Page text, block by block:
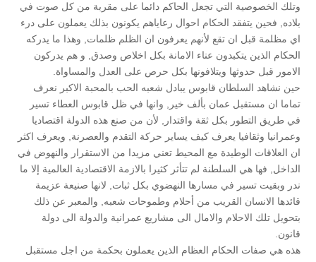
وتلك الخصوصية التي تجعل الحاكم دائما على مقربة من كل صوت في
بلاده, فحين يتفقد الحكام احوال رعاياهم يكونون بذلك يعملون على درء
اي مظلمة قبل ان تقع لأنهم يعرفون ان الظلم ظلمات, وهذا ما يدركه
الحكام الذين يتكبدون عناء الامانة بكل اخلاص وصدق, و هم يدركون
الامور قبل حدوثها ويتلافونها بكل حرص على العدل والمساواة.
حين نشاهد السلطان قابوس يبادل شعبه الحب بالمحبة الاكبر نعرف
تماما ان مستقبل عمان بألف خير, وانها في ظل قابوس العطاء تسير
في طريق التطور بكل ثقة واقتدار, لأن من صنع هذه الدولة اقتصاديا
وعمرانيا وثقافيا يعرف كيف يساير حركة التقدم والعصرنة, ويعرف اكثر
ان العلاقات الوطيدة مع المحيط تعني مزيدا من الاستقرار والنهوض في
الداخل, فها هي السلطنة لم تتأثر كثيرا بالازمة الاقتصادية العالمية إلا ما
ندر وبقيت تسير في مسارها النهضوي بكل ثبات, لانها صنيعة عزيمة
قائدها الانسان القريب من أحلام وطموحات شعبه, والمعبر عن ذلك
بتحويل تلك الاحلام والامال الى مشاريع عمرانية والدولة الى دولة
قانون.
هذه هي صفات الحكام العظام الذين يعملون بحكمة من اجل مستقبل